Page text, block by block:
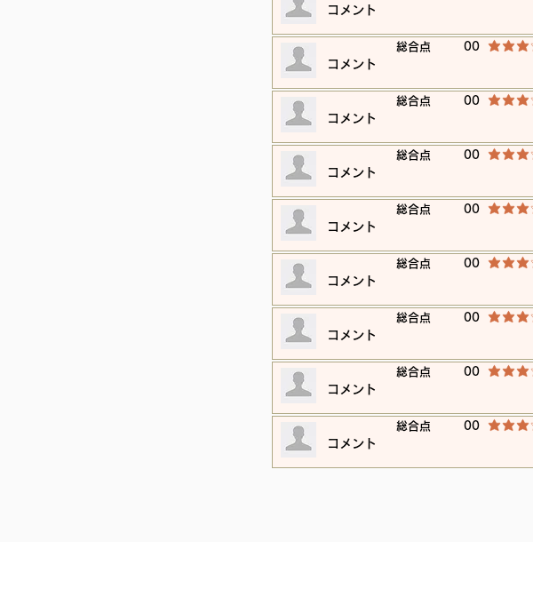
​コメント
​総合点 00 平均評価 3 /5
​コメント
​総合点 00 平均評価 3 /5
​コメント
​総合点 00 平均評価 3 /5
​コメント
​総合点 00 平均評価 3 /5
​コメント
​総合点 00 平均評価 3 /5
​コメント
​総合点 00 平均評価 3 /5
​コメント
​総合点 00 平均評価 3 /5
​コメント
​総合点 00 平均評価 3 /5
​コメント